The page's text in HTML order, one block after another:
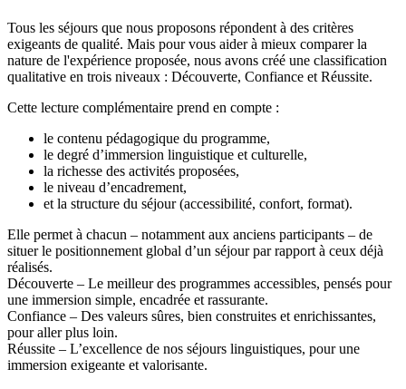
Tous les séjours que nous proposons répondent à des critères
exigeants de qualité. Mais pour vous aider à mieux comparer la
nature de l'expérience proposée, nous avons créé une classification
qualitative en trois niveaux : Découverte, Confiance et Réussite.
Cette lecture complémentaire prend en compte :
le contenu pédagogique du programme,
le degré d’immersion linguistique et culturelle,
la richesse des activités proposées,
le niveau d’encadrement,
et la structure du séjour (accessibilité, confort, format).
Elle permet à chacun – notamment aux anciens participants – de
situer le positionnement global d’un séjour par rapport à ceux déjà
réalisés.
Découverte – Le meilleur des programmes accessibles, pensés pour
une immersion simple, encadrée et rassurante.
Confiance – Des valeurs sûres, bien construites et enrichissantes,
pour aller plus loin.
Réussite – L’excellence de nos séjours linguistiques, pour une
immersion exigeante et valorisante.